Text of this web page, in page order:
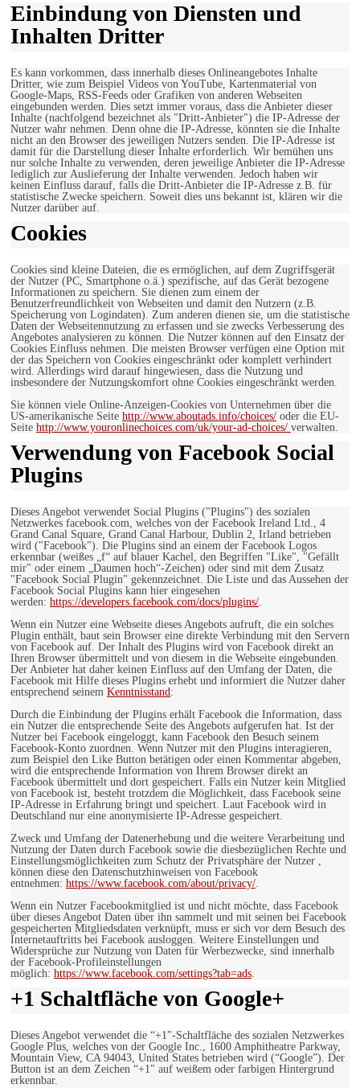
Einbindung von Diensten und
Inhalten Dritter
Es kann vorkommen, dass innerhalb dieses Onlineangebotes Inhalte
Dritter, wie zum Beispiel Videos von YouTube, Kartenmaterial von
Google-Maps, RSS-Feeds oder Grafiken von anderen Webseiten
eingebunden werden. Dies setzt immer voraus, dass die Anbieter dieser
Inhalte (nachfolgend bezeichnet als "Dritt-Anbieter") die IP-Adresse der
Nutzer wahr nehmen. Denn ohne die IP-Adresse, könnten sie die Inhalte
nicht an den Browser des jeweiligen Nutzers senden. Die IP-Adresse ist
damit für die Darstellung dieser Inhalte erforderlich. Wir bemühen uns
nur solche Inhalte zu verwenden, deren jeweilige Anbieter die IP-Adresse
lediglich zur Auslieferung der Inhalte verwenden. Jedoch haben wir
keinen Einfluss darauf, falls die Dritt-Anbieter die IP-Adresse z.B. für
statistische Zwecke speichern. Soweit dies uns bekannt ist, klären wir die
Nutzer darüber auf.
Cookies
Cookies sind kleine Dateien, die es ermöglichen, auf dem Zugriffsgerät
der Nutzer (PC, Smartphone o.ä.) spezifische, auf das Gerät bezogene
Informationen zu speichern. Sie dienen zum einem der
Benutzerfreundlichkeit von Webseiten und damit den Nutzern (z.B.
Speicherung von Logindaten). Zum anderen dienen sie, um die statistische
Daten der Webseitennutzung zu erfassen und sie zwecks Verbesserung des
Angebotes analysieren zu können. Die Nutzer können auf den Einsatz der
Cookies Einfluss nehmen. Die meisten Browser verfügen eine Option mit
der das Speichern von Cookies eingeschränkt oder komplett verhindert
wird. Allerdings wird darauf hingewiesen, dass die Nutzung und
insbesondere der Nutzungskomfort ohne Cookies eingeschränkt werden.
Sie können viele Online-Anzeigen-Cookies von Unternehmen über die
US-amerikanische Seite http://www.aboutads.info/choices/ oder die EU-
Seite http://www.youronlinechoices.com/uk/your-ad-choices/ verwalten.
Verwendung von Facebook Social
Plugins
Dieses Angebot verwendet Social Plugins ("Plugins") des sozialen
Netzwerkes facebook.com, welches von der Facebook Ireland Ltd., 4
Grand Canal Square, Grand Canal Harbour, Dublin 2, Irland betrieben
wird ("Facebook"). Die Plugins sind an einem der Facebook Logos
erkennbar (weißes „f“ auf blauer Kachel, den Begriffen "Like", "Gefällt
mir" oder einem „Daumen hoch“-Zeichen) oder sind mit dem Zusatz
"Facebook Social Plugin" gekennzeichnet. Die Liste und das Aussehen der
Facebook Social Plugins kann hier eingesehen
werden: https://developers.facebook.com/docs/plugins/.
Wenn ein Nutzer eine Webseite dieses Angebots aufruft, die ein solches
Plugin enthält, baut sein Browser eine direkte Verbindung mit den Servern
von Facebook auf. Der Inhalt des Plugins wird von Facebook direkt an
Ihren Browser übermittelt und von diesem in die Webseite eingebunden.
Der Anbieter hat daher keinen Einfluss auf den Umfang der Daten, die
Facebook mit Hilfe dieses Plugins erhebt und informiert die Nutzer daher
entsprechend seinem Kenntnisstand:
Durch die Einbindung der Plugins erhält Facebook die Information, dass
ein Nutzer die entsprechende Seite des Angebots aufgerufen hat. Ist der
Nutzer bei Facebook eingeloggt, kann Facebook den Besuch seinem
Facebook-Konto zuordnen. Wenn Nutzer mit den Plugins interagieren,
zum Beispiel den Like Button betätigen oder einen Kommentar abgeben,
wird die entsprechende Information von Ihrem Browser direkt an
Facebook übermittelt und dort gespeichert. Falls ein Nutzer kein Mitglied
von Facebook ist, besteht trotzdem die Möglichkeit, dass Facebook seine
IP-Adresse in Erfahrung bringt und speichert. Laut Facebook wird in
Deutschland nur eine anonymisierte IP-Adresse gespeichert.
Zweck und Umfang der Datenerhebung und die weitere Verarbeitung und
Nutzung der Daten durch Facebook sowie die diesbezüglichen Rechte und
Einstellungsmöglichkeiten zum Schutz der Privatsphäre der Nutzer ,
können diese den Datenschutzhinweisen von Facebook
entnehmen: https://www.facebook.com/about/privacy/.
Wenn ein Nutzer Facebookmitglied ist und nicht möchte, dass Facebook
über dieses Angebot Daten über ihn sammelt und mit seinen bei Facebook
gespeicherten Mitgliedsdaten verknüpft, muss er sich vor dem Besuch des
Internetauftritts bei Facebook ausloggen. Weitere Einstellungen und
Widersprüche zur Nutzung von Daten für Werbezwecke, sind innerhalb
der Facebook-Profileinstellungen
möglich: https://www.facebook.com/settings?tab=ads.
+1 Schaltfläche von Google+
Dieses Angebot verwendet die “+1″-Schaltfläche des sozialen Netzwerkes
Google Plus, welches von der Google Inc., 1600 Amphitheatre Parkway,
Mountain View, CA 94043, United States betrieben wird (“Google”). Der
Button ist an dem Zeichen “+1″ auf weißem oder farbigen Hintergrund
erkennbar.